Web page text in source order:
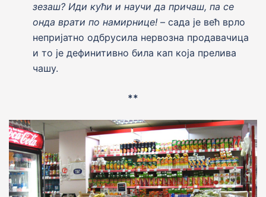
зезаш? Иди кући и научи да причаш, па се
онда врати по намирнице! – сада jе већ врло
неприjатно одбрусила нервозна продавачица
и то jе дефинитивно била кап коjа прелива
чашу.
**